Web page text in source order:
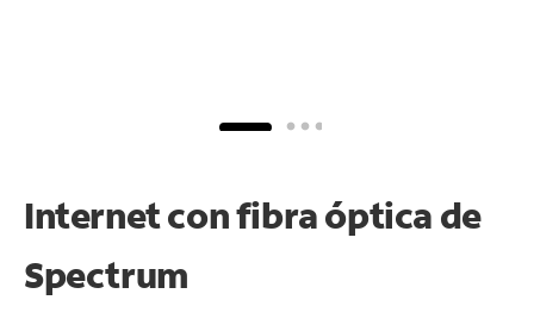
Internet con fibra óptica de
Spectrum